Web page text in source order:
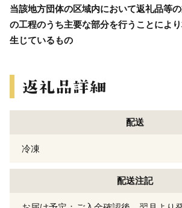
当該地方団体の区域内において返礼品等
の工程のうち主要な部分を行うことによ
生じているもの
配送
冷凍
配送注記